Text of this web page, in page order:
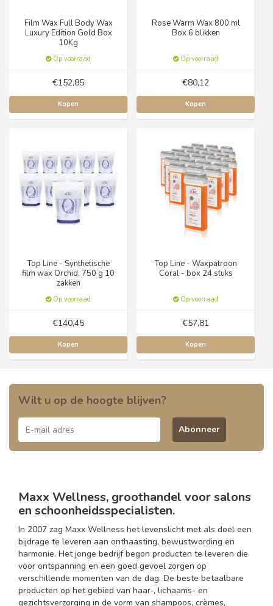
Film Wax Full Body Wax
Luxury Edition Gold Box
10Kg
Op voorraad
€152,85
Kopen
Rose Warm Wax 800 ml
Box 6 blikken
Op voorraad
€80,12
Kopen
Top Line - Synthetische
film wax Orchid, 750 g 10
zakken
Op voorraad
€140,45
Kopen
Top Line - Waxpatroon
Coral - box 24 stuks
Op voorraad
€57,81
Kopen
Wilt u op de hoogte blijven?
Abonneer
Maxx Wellness, groothandel voor salons
en schoonheidsspecialisten.
In 2007 zag Maxx Wellness het levenslicht met als doel een
bijdrage te leveren aan onthaasting, bewustwording en
harmonie. Het jonge bedrijf begon producten te leveren die
voor ontspanning en een goed gevoel zorgen op
verschillende momenten van de dag. De beste betaalbare
producten op het gebied van haar-, lichaams- en
gezichtsverzorging in de vorm van shampoos, crèmes,